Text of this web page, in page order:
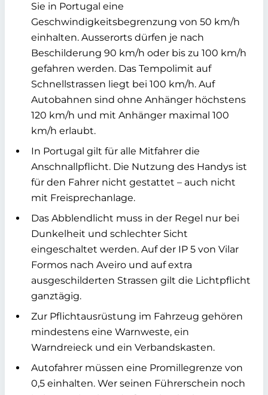
Sie in Portugal eine
Geschwindigkeitsbegrenzung von 50 km/h
einhalten. Ausserorts dürfen je nach
Beschilderung 90 km/h oder bis zu 100 km/h
gefahren werden. Das Tempolimit auf
Schnellstrassen liegt bei 100 km/h. Auf
Autobahnen sind ohne Anhänger höchstens
120 km/h und mit Anhänger maximal 100
km/h erlaubt.
In Portugal gilt für alle Mitfahrer die
Anschnallpflicht. Die Nutzung des Handys ist
für den Fahrer nicht gestattet – auch nicht
mit Freisprechanlage.
Das Abblendlicht muss in der Regel nur bei
Dunkelheit und schlechter Sicht
eingeschaltet werden. Auf der IP 5 von Vilar
Formos nach Aveiro und auf extra
ausgeschilderten Strassen gilt die Lichtpflicht
ganztägig.
Zur Pflichtausrüstung im Fahrzeug gehören
mindestens eine Warnweste, ein
Warndreieck und ein Verbandskasten.
Autofahrer müssen eine Promillegrenze von
0,5 einhalten. Wer seinen Führerschein noch